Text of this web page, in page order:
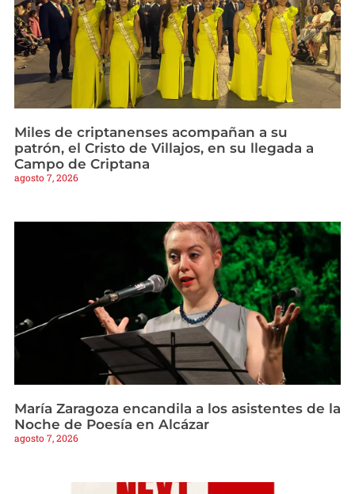
Miles de criptanenses acompañan a su
patrón, el Cristo de Villajos, en su llegada a
Campo de Criptana
agosto 7, 2026
María Zaragoza encandila a los asistentes de la
Noche de Poesía en Alcázar
agosto 7, 2026